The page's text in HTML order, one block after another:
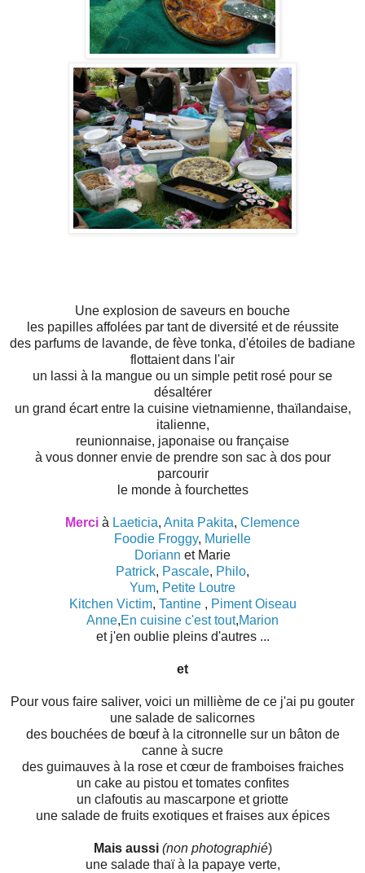
Une explosion de saveurs en bouche
les papilles affolées par tant de diversité et de réussite
des parfums de lavande, de fève tonka, d'étoiles de badiane
flottaient dans l'air
un lassi à la mangue ou un simple petit rosé pour se
désaltérer
un grand écart entre la cuisine vietnamienne, thaïlandaise,
italienne,
reunionnaise, japonaise ou française
à vous donner envie de prendre son sac à dos pour
parcourir
le monde à fourchettes
Merci à Laeticia, Anita Pakita, Clemence
Foodie Froggy, Murielle
Doriann et Marie
Patrick, Pascale, Philo,
Yum, Petite Loutre
Kitchen Victim, Tantine, Piment Oiseau
Anne,En cuisine c'est tout,Marion
et j'en oublie pleins d'autres ...
et
Pour vous faire saliver, voici un millième de ce j'ai pu gouter
une salade de salicornes
des bouchées de bœuf à la citronnelle sur un bâton de
canne à sucre
des guimauves à la rose et cœur de framboises fraiches
un cake au pistou et tomates confites
un clafoutis au mascarpone et griotte
une salade de fruits exotiques et fraises aux épices
Mais aussi (non photographié)
une salade thaï à la papaye verte,